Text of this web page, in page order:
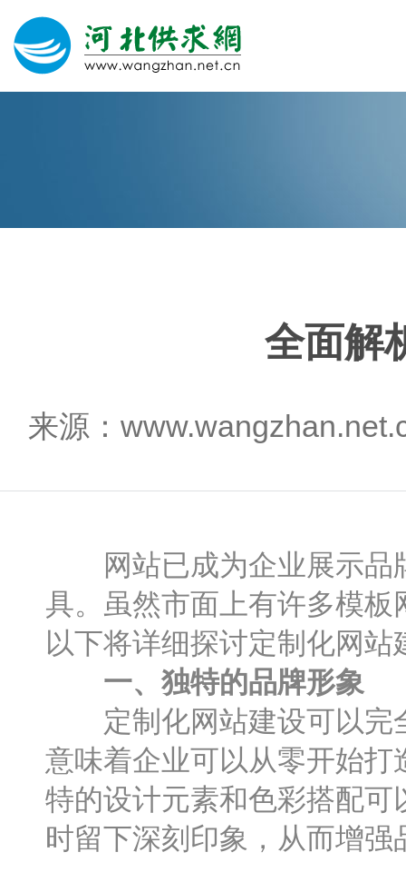
全面解
来源：
网站已成为企业展示品
具。虽然市面上有许多模
以下将详细探讨定制化网
一、独特的品牌形象
定制化网站建设可以完
意味着企业可以从零开始
特的设计元素和色彩搭配
时留下深刻印象，从而增强